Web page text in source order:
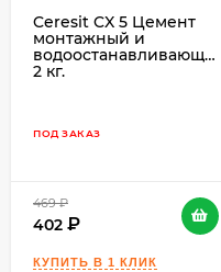
Ceresit CX 5 Цемент
монтажный и
водоостанавливающий,
2 кг.
ПОД ЗАКАЗ
469
402